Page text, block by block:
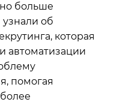
больше
об
которая
автоматизации
помогая